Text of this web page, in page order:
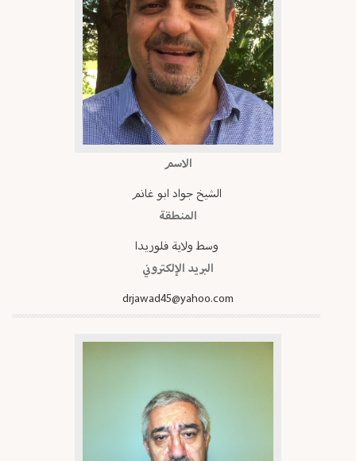
الاسم
الشيخ جواد ابو غانم
المنطقة
وسط ولاية فلوريدا
البريد الإلكتروني
drjawad45@yahoo.com